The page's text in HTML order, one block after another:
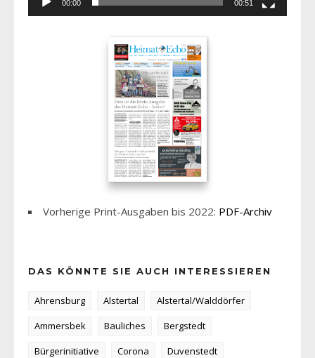
00:00 00:51
Vorherige Print-Ausgaben bis 2022: PDF-Archiv
DAS KÖNNTE SIE AUCH INTERESSIEREN
Ahrensburg Alstertal
Alstertal/Walddörfer
Ammersbek
Bauliches
Bergstedt
Bürgerinitiative
Corona
Duvenstedt